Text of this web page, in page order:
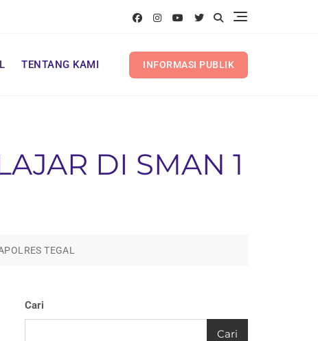
TENTANG KAMI INFORMASI PUBLIK
DI SMAN 1
TEGAL
Cari
Cari